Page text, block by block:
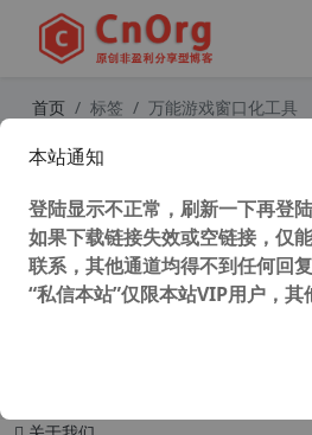
首页 标签 万能游戏窗口化工具
DxWnd (exe
本站通知
登陆显示不正常，刷新一下再登
如果下载链接失效或空链接，仅
联系，其他通道均得不到任何回
“私信本站”仅限本站VIP用户，